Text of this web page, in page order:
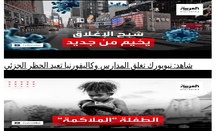
شاهد: نيويورك تغلق المدارس وكاليفورنيا تعيد الحظر الجزئي